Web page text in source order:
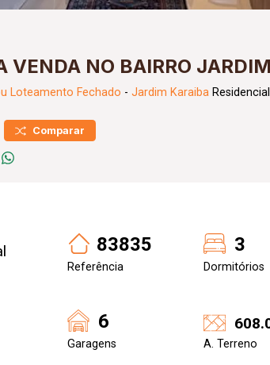
VENDA NO BAIRRO
Loteamento Fechado - Jardim Karaiba
Comparar
83835
Referência
3
Dormitórios
6
Garagens A. Terreno